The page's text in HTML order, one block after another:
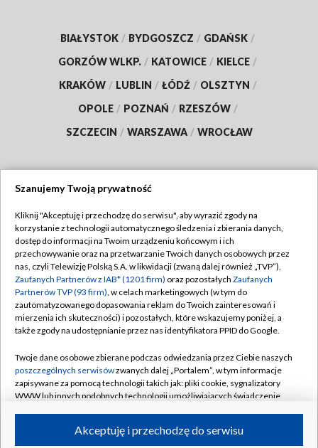
BIAŁYSTOK / BYDGOSZCZ / GDAŃSK /
GORZÓW WLKP. / KATOWICE / KIELCE /
KRAKÓW / LUBLIN / ŁÓDŹ / OLSZTYN /
OPOLE / POZNAŃ / RZESZÓW /
SZCZECIN / WARSZAWA / WROCŁAW
TVP
Abonament TVP
Emisja w TVP
Centrum informacji TVP
Naziemna Telewizja Cyfrowa
Rada Programowa
System NOS
Informacje o nadawcy
Program dla prasy
Regulamin TVP
Polityka prywatności
Moje zgody
Pomoc
Kontakt
Kanały
Szanujemy Twoją prywatność
Kliknij "Akceptuję i przechodzę do serwisu", aby wyrazić zgody na
korzystanie z technologii automatycznego śledzenia i zbierania danych,
dostęp do informacji na Twoim urządzeniu końcowym i ich
przechowywanie oraz na przetwarzanie Twoich danych osobowych przez
nas, czyli Telewizję Polską S.A. w likwidacji (zwaną dalej również „TVP”),
Zaufanych Partnerów z IAB* (1201 firm) oraz pozostałych Zaufanych
Partnerów TVP (93 firm), w celach marketingowych (w tym do
zautomatyzowanego dopasowania reklam do Twoich zainteresowań i
mierzenia ich skuteczności) i pozostałych, które wskazujemy poniżej, a
także zgody na udostępnianie przez nas identyfikatora PPID do Google.
Twoje dane osobowe zbierane podczas odwiedzania przez Ciebie naszych
poszczególnych serwisówzwanych dalej „Portalem”, w tym informacje
zapisywane za pomocą technologii takich jak: pliki cookie, sygnalizatory
WWW lub innych podobnych technologii umożliwiających świadczenie
ruchu w Internecie.Akceptuję i przechodzę do serwisu